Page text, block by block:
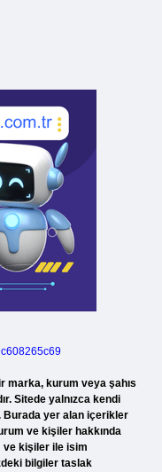
marka, kurum veya şahıs
Sitede yalnızca kendi
Burada yer alan içerikler
ve kişiler hakkında
ve kişiler ile isim
bilgiler taslak